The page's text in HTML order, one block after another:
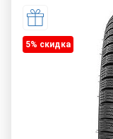
5% cкидка